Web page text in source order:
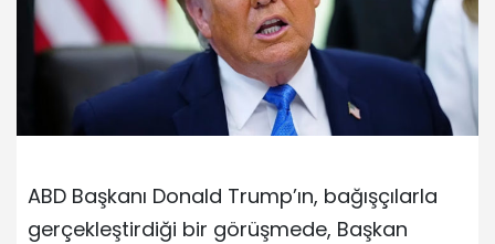
ABD Başkanı Donald Trump’ın, bağışçılarla
gerçekleştirdiği bir görüşmede, Başkan